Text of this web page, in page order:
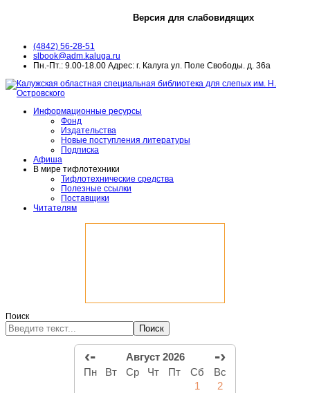
Версия для слабовидящих
(4842) 56-28-51
slbook@adm.kaluga.ru
Пн.-Пт.: 9.00-18.00 Адрес: г. Калуга ул. Поле Свободы. д. 36а
Информационные ресурсы
Фонд
Издательства
Новые поступления литературы
Подписка
Афиша
В мире тифлотехники
Тифлотехнические средства
Полезные ссылки
Поставщики
Читателям
Поиск
Поиск
‹- Август 2026 -›
Пн Вт Ср Чт Пт Сб
Вс
1
2